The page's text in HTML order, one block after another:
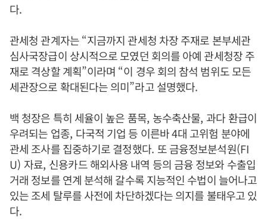
다.
관세청 관계자는“지금까지 관세청 차장 주재로 본부세관
심사국장급이 상시적으로 모였던 회의를 아예 관세청장 주
재로 격상할 계획”이라며 “이 경우 회의 참석 범위도 모든
세관장으로 확대된다는 의미”라고 설명했다.
백 청장은 특히 세율이 높은 품목, 농수축산물, 과다 환급이
우려되는 업종, 다국적 기업 등 이른바4대 고위험 분야에
관세 조사를 집중하기로 결정했다. 또 금융정보분석원(FI
U) 자료, 신용카드 해외사용 내역 등의 금융 정보와 수출입
거래 정보를 연계 분석해 갈수록 지능적인 수법이 늘어나고
있는 조세 탈루를 사전에 차단하겠다는 의지를 불태우고 있
다.